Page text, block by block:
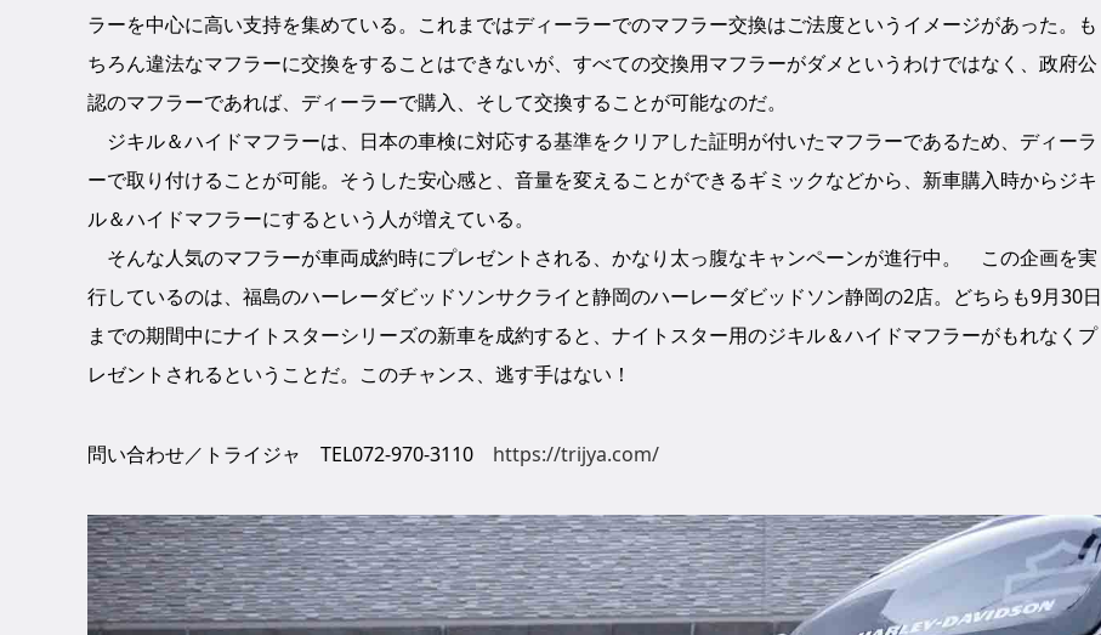
ラーを中心に高い支持を集めている。これまではディーラーでのマフラー交換はご法度というイメージがあった。も
ちろん違法なマフラーに交換をすることはできないが、すべての交換用マフラーがダメというわけではなく、政府公
認のマフラーであれば、ディーラーで購入、そして交換することが可能なのだ。
ジキル＆ハイドマフラーは、日本の車検に対応する基準をクリアした証明が付いたマフラーであるため、ディーラ
ーで取り付けることが可能。そうした安心感と、音量を変えることができるギミックなどから、新車購入時からジキ
ル＆ハイドマフラーにするという人が増えている。
そんな人気のマフラーが車両成約時にプレゼントされる、かなり太っ腹なキャンペーンが進行中。 この企画を実
行しているのは、福島のハーレーダビッドソンサクライと静岡のハーレーダビッドソン静岡の2店。どちらも9月30日
までの期間中にナイトスターシリーズの新車を成約すると、ナイトスター用のジキル＆ハイドマフラーがもれなくプ
レゼントされるということだ。このチャンス、逃す手はない！
問い合わせ／トライジャ TEL072-970-3110 https://trijya.com/